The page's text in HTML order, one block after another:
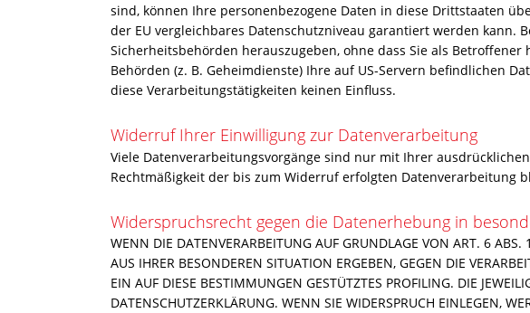
sind, können Ihre personenbezogene Daten in diese Drittstaaten
der EU vergleichbares Datenschutzniveau garantiert werden kann.
Sicherheitsbehörden herauszugeben, ohne dass Sie als
Behörden (z. B. Geheimdienste) Ihre auf US-Servern befindlichen
diese Verarbeitungstätigkeiten keinen Einfluss.
Widerruf Ihrer Einwilligung zur Datenverarbeitung
Viele Datenverarbeitungsvorgänge sind nur mit Ihrer
Rechtmäßigkeit der bis zum Widerruf erfolgten Datenverarbeitung
Widerspruchsrecht gegen die Datenerhebung in
WENN DIE DATENVERARBEITUNG AUF GRUNDLAGE VON ART. 6 ABS.
AUS IHRER BESONDEREN SITUATION ERGEBEN, GEGEN DIE
EIN AUF DIESE BESTIMMUNGEN GESTÜTZTES PROFILING. DIE
DATENSCHUTZERKLÄRUNG. WENN SIE WIDERSPRUCH EINLEGEN,